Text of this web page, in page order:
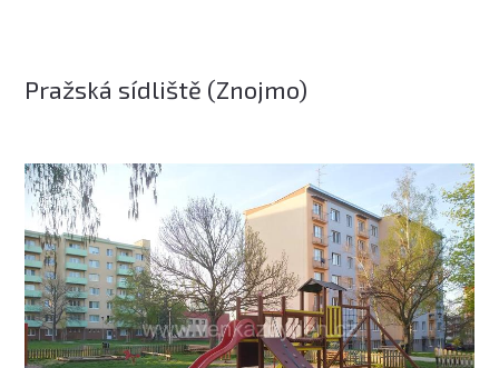
Pražská sídliště (Znojmo)